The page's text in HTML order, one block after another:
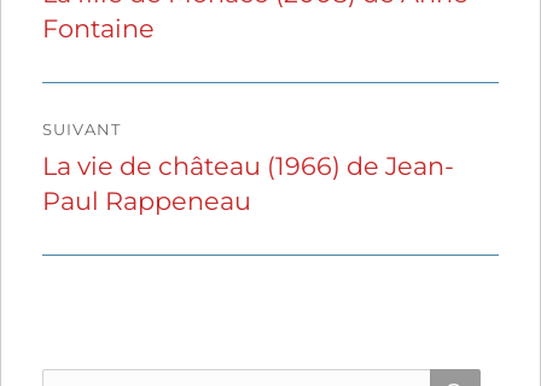
l’article
précédente :
Fontaine
SUIVANT
Publication
suivante :
La vie de château (1966) de Jean-
Paul Rappeneau